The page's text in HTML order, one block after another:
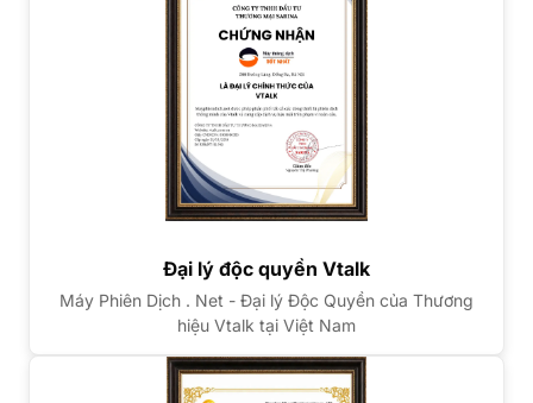
Đại lý độc quyền Vtalk
Máy Phiên Dịch . Net - Đại lý Độc Quyền của Thương
hiệu Vtalk tại Việt Nam